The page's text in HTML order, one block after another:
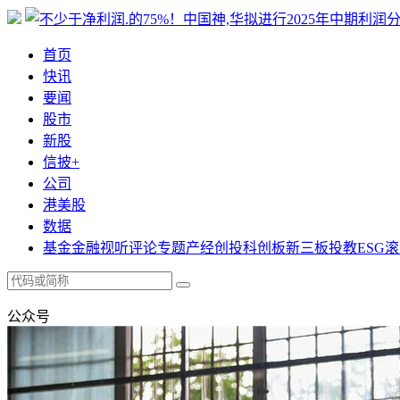
首页
快讯
要闻
股市
新股
信披+
公司
港美股
数据
基金金融视听评论专题产经创投科创板新三板投教ESG
公众号